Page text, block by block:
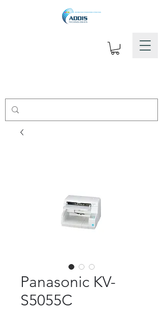
Panasonic KV-
S5055C